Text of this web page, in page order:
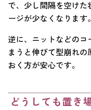
で、少し間隔を空けた
ージが少なくなります。
逆に、ニットなどのコ
まうと伸びて型崩れ
おく方が安心です。
どうしても置き